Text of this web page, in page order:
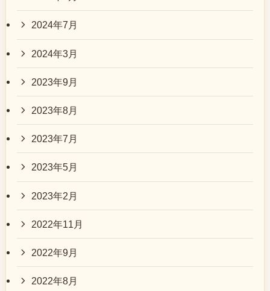
2024年7月
2024年3月
2023年9月
2023年8月
2023年7月
2023年5月
2023年2月
2022年11月
2022年9月
2022年8月